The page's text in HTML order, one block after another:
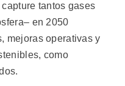
tantos gases
en 2050
mejoras operativas y
como